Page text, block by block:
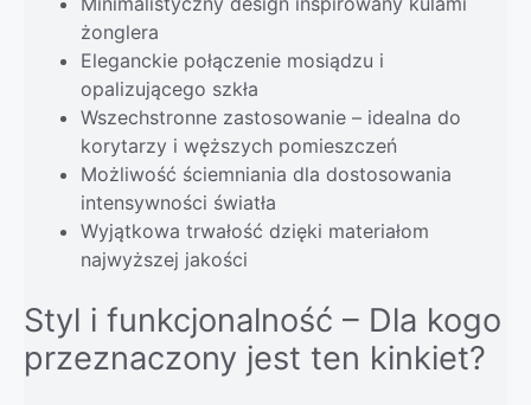
żonglera
Eleganckie połączenie mosiądzu i
opalizującego szkła
Wszechstronne zastosowanie – idealna do
korytarzy i węższych pomieszczeń
Możliwość ściemniania dla dostosowania
intensywności światła
Wyjątkowa trwałość dzięki materiałom
najwyższej jakości
Styl i funkcjonalność – Dla kogo
przeznaczony jest ten kinkiet?